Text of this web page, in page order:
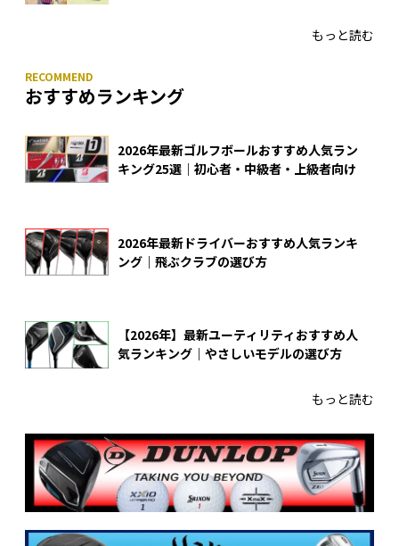
もっと読む
おすすめランキング
2026年最新ゴルフボールおすすめ人気ラン
キング25選｜初心者・中級者・上級者向け
2026年最新ドライバーおすすめ人気ランキ
ング｜飛ぶクラブの選び方
【2026年】最新ユーティリティおすすめ人
気ランキング｜やさしいモデルの選び方
もっと読む